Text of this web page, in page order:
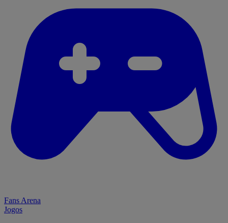
Fans Arena
Jogos